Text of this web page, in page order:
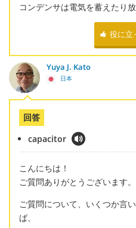
コンデンサは電気を蓄えたり
役に立
Yuya J. Kato
日本
回答
capacitor
こんにちは！
ご質問ありがとうございます。
ご質問について、いくつか言
ば、